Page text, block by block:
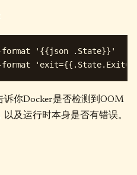
format '{{json .State}}'
诉你Docker是否检测到OOM
及运行时本身是否有错误。